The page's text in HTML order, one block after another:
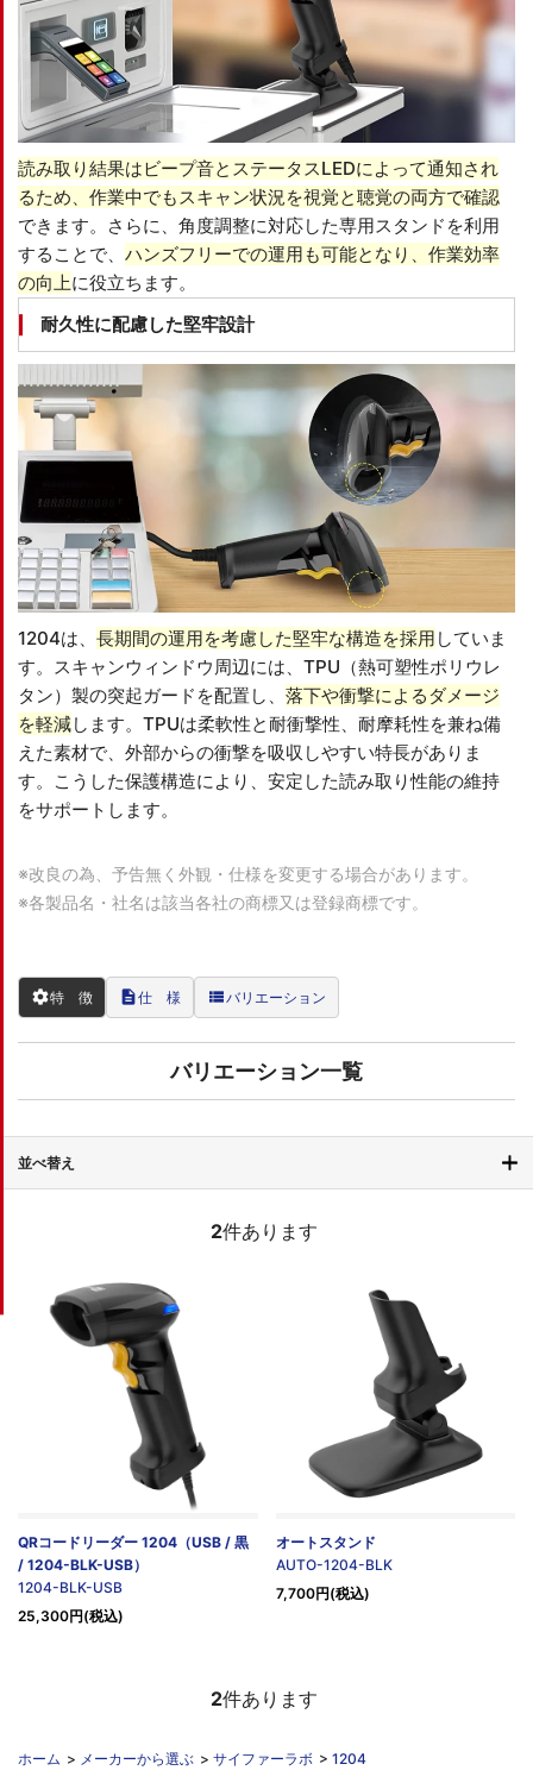
読み取り結果はビープ音とステータスLEDによって通知され
るため、作業中でもスキャン状況を視覚と聴覚の両方で確認
できます。さらに、角度調整に対応した専用スタンドを利用
することで、 ハンズフリーでの運用も可能となり、作業効率
の向上に役立ちます。
耐久性に配慮した堅牢設計
1204は、 長期間の運用を考慮した堅牢な構造を採用 していま
す。スキャンウィンドウ周辺には、TPU（熱可塑性ポリウレ
タン）製の突起ガードを配置し、 落下や衝撃によるダメージ
を軽減します。TPUは柔軟性と耐衝撃性、耐摩耗性を兼ね備
えた素材で、外部からの衝撃を吸収しやすい特長がありま
す。こうした保護構造により、安定した読み取り性能の維持
をサポートします。
※改良の為、予告無く外観・仕様を変更する場合があります。
※各製品名・社名は該当各社の商標又は登録商標です。
settings特 徴 description仕 様 view_listバリエーション
バリエーション一覧
並べ替え
2件あります
QRコードリーダー 1204（USB / 黒
/ 1204-BLK-USB）
1204-BLK-USB
25,300円(税込)
オートスタンド
AUTO-1204-BLK
7,700円(税込)
2件あります
ホーム > メーカーから選ぶ > サイファーラボ > 1204